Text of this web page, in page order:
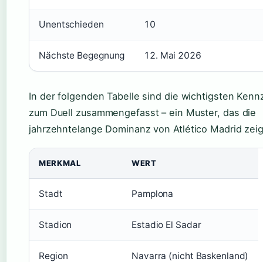
Unentschieden 10
Nächste Begegnung 12. Mai 2026
In der folgenden Tabelle sind die wichtigsten
zum Duell zusammengefasst – ein Muster, das die
jahrzehntelange Dominanz von Atlético Madrid
MERKMAL WERT
Stadt Pamplona
Stadion Estadio El Sadar
Region Navarra (nicht Baskenland)